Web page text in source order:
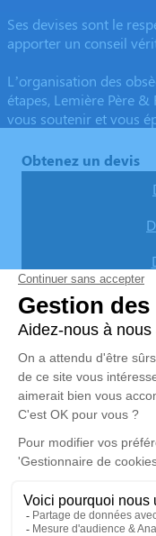
Ses devises sont le
apporter un conseil
L’organisation des
étapes, Lemière Père
vous soutenir et vous
Obtenez un devis
Nos agences
Pompes Funèbres
03 74 11 11 82
26, rue du
4.7/5 - 34 avis
Pompes Funèbres &
03 67 80 47 72